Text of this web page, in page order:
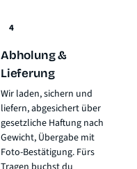
4
Abholung &
Lieferung
Wir laden, sichern und
liefern, abgesichert über
gesetzliche Haftung nach
Gewicht, Übergabe mit
Foto-Bestätigung. Fürs